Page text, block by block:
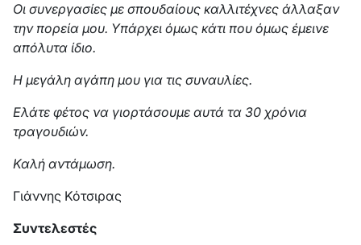
Οι συνεργασίες με σπουδαίους καλλιτέχνες άλλαξαν
την πορεία μου. Υπάρχει όμως κάτι που όμως έμεινε
απόλυτα ίδιο.
Η μεγάλη αγάπη μου για τις συναυλίες.
Ελάτε φέτος να γιορτάσουμε αυτά τα 30 χρόνια
τραγουδιών.
Καλή αντάμωση.
Γιάννης Κότσιρας
Συντελεστές